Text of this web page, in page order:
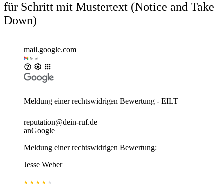
für Schritt mit Mustertext (Notice and Take
Down)
mail.google.com
Meldung einer rechtswidrigen Bewertung - EILT
reputation@dein-ruf.de
anGoogle
Meldung einer rechtswidrigen Bewertung:
Jesse Weber